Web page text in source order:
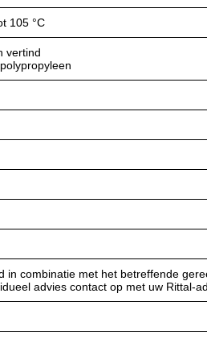
105 °C
vertind
in combinatie met het betreffende
advies contact op met uw Rittal-